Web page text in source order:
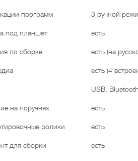
программ 3 ручной
под планшет есть
по сборке есть (на
есть (4
USB, Bluetooth
на поручнях есть
ролики есть
для сборки есть